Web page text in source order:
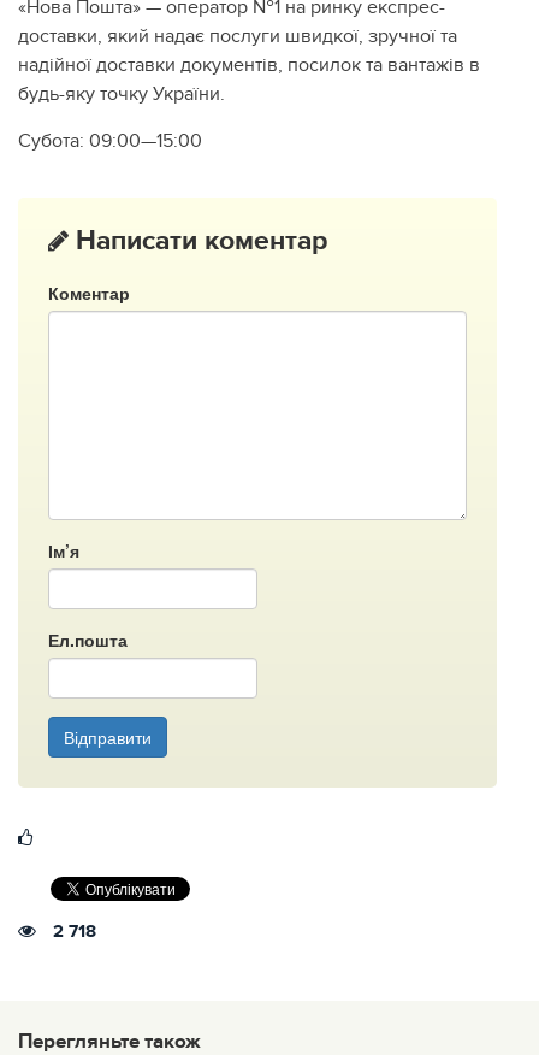
«Нова Пошта» — оператор №1 на ринку експрес-
доставки, який надає послуги швидкої, зручної та
надійної доставки документів, посилок та вантажів в
будь-яку точку України.
Субота: 09:00—15:00
Написати коментар
Коментар
Ім’я
Ел.пошта
Відправити
2 718
Перегляньте також